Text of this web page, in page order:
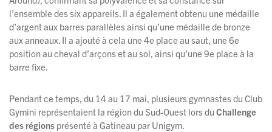
l’ensemble des six appareils. Il a également obtenu une médaille
d’argent aux barres parallèles ainsi qu’une médaille de bronze
aux anneaux. Il a ajouté à cela une 4e place au saut, une 6e
position au cheval d’arçons et au sol, ainsi qu’une 9e place à la
barre fixe.
Pendant ce temps, du 14 au 17 mai, plusieurs gymnastes du Club
Gymini représentaient la région du Sud-Ouest lors du Challenge
des régions présenté à Gatineau par Unigym.